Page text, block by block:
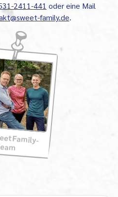
2411-441 oder eine Mail
family.de.